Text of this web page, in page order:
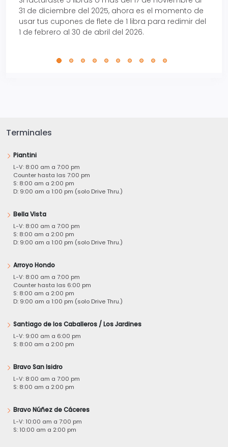
31 de diciembre del 2025, ahora es el momento de
usar tus cupones de flete de 1 libra para redimir del
1 de febrero al 30 de abril del 2026.
Terminales
Piantini
L-V: 8:00 am a 7:00 pm
Counter hasta las 7:00 pm
S: 8:00 am a 2:00 pm
D: 9:00 am a 1:00 pm (solo Drive Thru.)
Bella Vista
L-V: 8:00 am a 7:00 pm
S: 8:00 am a 2:00 pm
D: 9:00 am a 1:00 pm (solo Drive Thru.)
Arroyo Hondo
L-V: 8:00 am a 7:00 pm
Counter hasta las 6:00 pm
S: 8:00 am a 2:00 pm
D: 9:00 am a 1:00 pm (solo Drive Thru.)
Santiago de los Caballeros / Los Jardines
L-V: 9:00 am a 6:00 pm
S: 8:00 am a 2:00 pm
Bravo San Isidro
L-V: 8:00 am a 7:00 pm
S: 8:00 am a 2:00 pm
Bravo Núñez de Cáceres
L-V: 10:00 am a 7:00 pm
S: 10:00 am a 2:00 pm